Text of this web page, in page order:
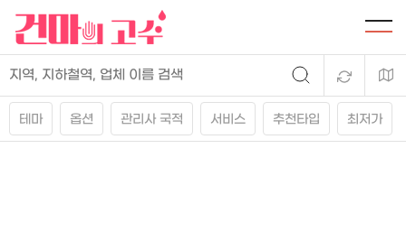
테마 옵션 관리사 국적 서비스 추천타입 최저가